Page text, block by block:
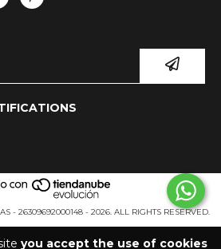
you accept the use of cookies
- 26309692000148 - 2026. ALL RIGHTS RESERVED.